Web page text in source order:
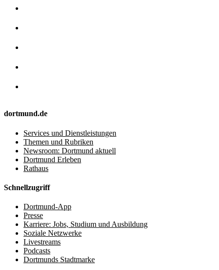
dortmund.de
Services und Dienstleistungen
Themen und Rubriken
Newsroom: Dortmund aktuell
Dortmund Erleben
Rathaus
Schnellzugriff
Dortmund-App
Presse
Karriere: Jobs, Studium und Ausbildung
Soziale Netzwerke
Livestreams
Podcasts
Dortmunds Stadtmarke